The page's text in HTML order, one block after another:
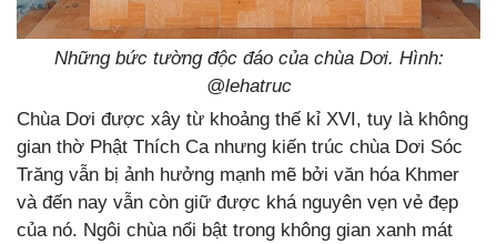
Những bức tường độc đáo của chùa Dơi. Hình:
@lehatruc
Chùa Dơi được xây từ khoảng thế kỉ XVI, tuy là không
gian thờ Phật Thích Ca nhưng kiến trúc chùa Dơi Sóc
Trăng vẫn bị ảnh hưởng mạnh mẽ bởi văn hóa Khmer
và đến nay vẫn còn giữ được khá nguyên vẹn vẻ đẹp
của nó. Ngôi chùa nổi bật trong không gian xanh mát